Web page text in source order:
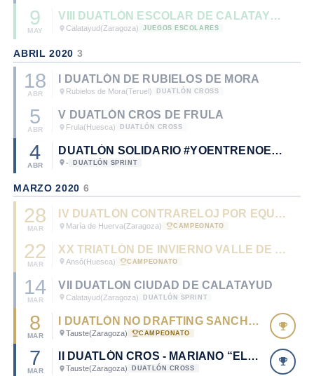
9
MAY
VIII DUATLÓN ESCOLAR DE CALATAYUD
Calatayud(Zaragoza) JUEGOS ESCOLARES
ABRIL 2020 3
18
ABR
I DUATLÓN DE RUBIELOS DE MORA
Rubielos de Mora(Teruel) DUATLÓN CROSS
5
ABR
V DUATLÓN CROS DE FRULA
Frula(Huesca) DUATLÓN CROSS
4
ABR
DUATLÓN SOLIDARIO #YOENTRENOENCASA
- DUATLÓN SPRINT
MARZO 2020 6
28
MAR
IV DUATLÓN CONTRARELOJ POR EQUIPOS MARÍA DE HUERVA - CTO. DE ARAGÓN DE DUATLÓN POR EQUIPOS 2020.
María de Huerva(Zaragoza) CAMPEONATO
22
MAR
XX TRIATLÓN DE INVIERNO VALLE DE ANSÓ - CTO. DE ARAGÓN DE TRIATLÓN DE INVIERNO 2020.
Ansó(Huesca) CAMPEONATO
14
MAR
VII DUATLON CIUDAD DE CALATAYUD
Calatayud(Zaragoza) DUATLÓN SPRINT
8
MAR
I DUATLÓN NO DRAFTING SANCHO ABARCA - CTO. DE ARAGÓN DE DUATLÓN 2020.
Tauste(Zaragoza) CAMPEONATO
7
MAR
II DUATLÓN CROS - MARIANO “EL TOPO”
Tauste(Zaragoza) DUATLÓN CROSS